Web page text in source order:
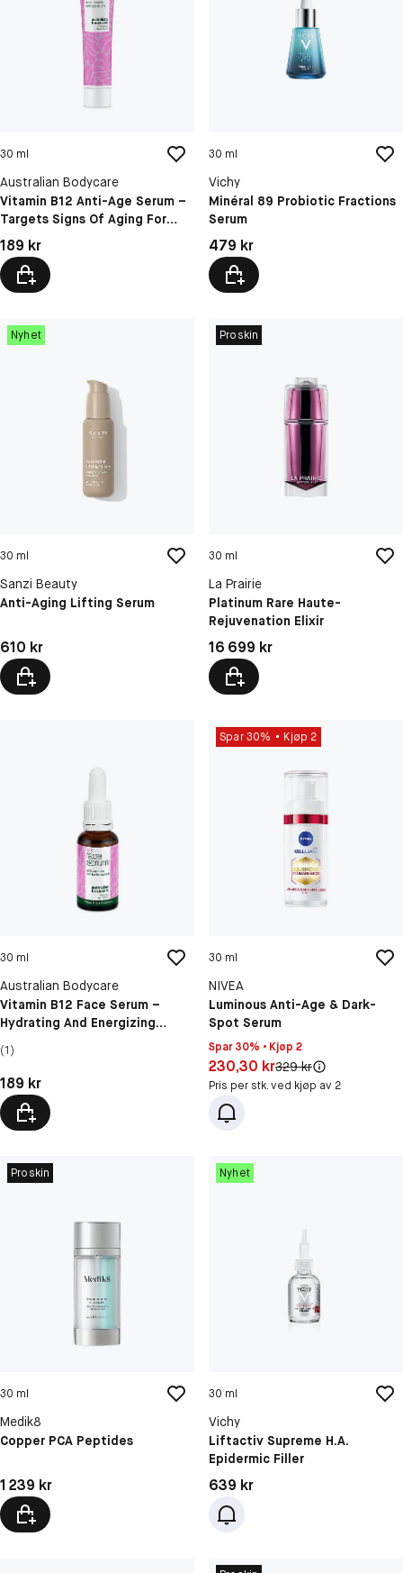
30 ml
Australian Bodycare
Vitamin B12 Anti-Age Serum –
Targets Signs Of Aging For
Firmer, Radiant Skin
Pris: 189 kr
189 kr
30 ml
Vichy
Minéral 89 Probiotic Fractions
Serum
Pris: 479 kr
479 kr
Nyhet
30 ml
Sanzi Beauty
Anti-Aging Lifting Serum
Pris: 610 kr
610 kr
Proskin
30 ml
La Prairie
Platinum Rare Haute-
Rejuvenation Elixir
Pris: 16 699 kr
16 699 kr
30 ml
Australian Bodycare
Vitamin B12 Face Serum –
Hydrating And Energizing
(1)
Pris: 189 kr
189 kr
Spar 30% Kjøp 2
30 ml
NIVEA
Luminous Anti-Age & Dark-
Spot Serum
Spar 30% • Kjøp 2
Pris: 230,30 kr
230,30 krOriginal pris:
329 kr
Pris per stk. ved kjøp av 2
Proskin
30 ml
Medik8
Copper PCA Peptides
Pris: 1 239 kr
1 239 kr
Nyhet
30 ml
Vichy
Liftactiv Supreme H.A.
Epidermic Filler
Pris: 639 kr
639 kr